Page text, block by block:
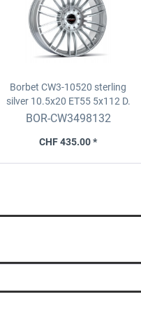
Borbet CW3-10520 sterling
silver 10.5x20 ET55 5x112 D.
66.5
BOR-CW3498132
CHF 435.00 *